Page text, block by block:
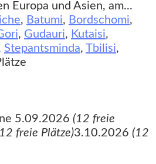
Europa und Asien, am...
, Batumi, Bordschomi,
, Gudauri, Kutaisi,
Stepantsminda, Tbilisi,
5.09.2026 (12 freie
freie Plätze)3.10.2026 (12